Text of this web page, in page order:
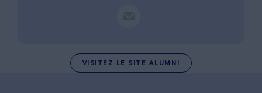
VISITEZ LE SITE ALUMNI